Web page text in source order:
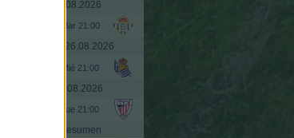
Martes, 25.08.2026
Mar 21:00
Miércoles, 26.08.2026
Mié 21:00
Jueves, 27.08.2026
Jue 21:00
Resumen